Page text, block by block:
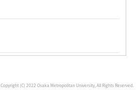
Copyright (C) 2022 Osaka Metropolitan University, All Rights Reserved.